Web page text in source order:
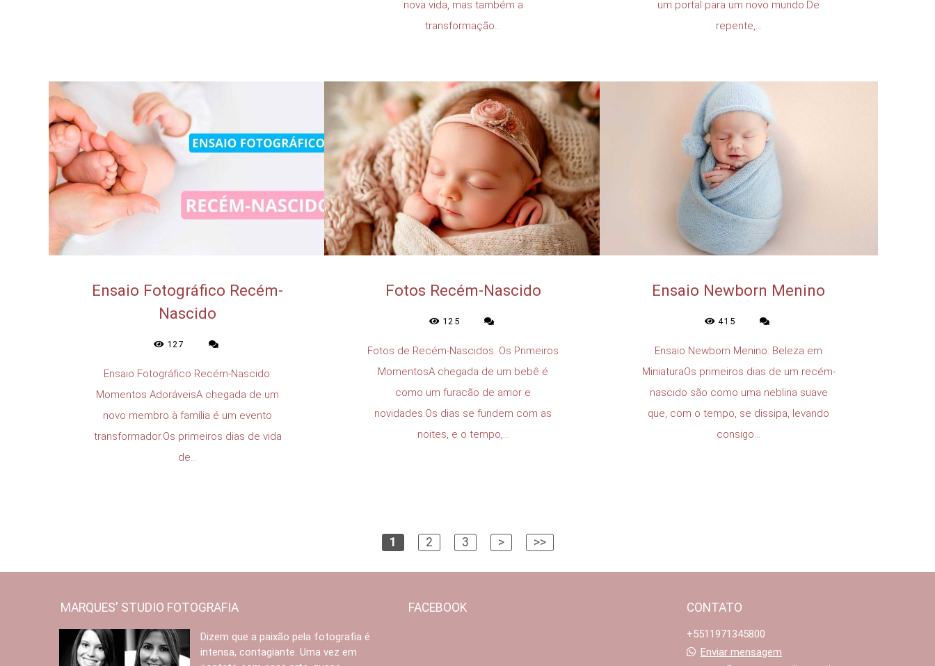
nova vida, mas também a
transformação...
um portal para um novo mundo.De
repente,...
Ensaio Fotográfico Recém-
Nascido
127
Ensaio Fotográfico Recém-Nascido:
Momentos AdoráveisA chegada de um
novo membro à família é um evento
transformador.Os primeiros dias de vida
de...
Fotos Recém-Nascido
125
Fotos de Recém-Nascidos: Os Primeiros
MomentosA chegada de um bebê é
como um furacão de amor e
novidades.Os dias se fundem com as
noites, e o tempo,...
Ensaio Newborn Menino
415
Ensaio Newborn Menino: Beleza em
MiniaturaOs primeiros dias de um recém-
nascido são como uma neblina suave
que, com o tempo, se dissipa, levando
consigo...
1 2 3 > >>
MARQUES' STUDIO FOTOGRAFIA
Dizem que a paixão pela fotografia é
intensa, contagiante. Uma vez em
FACEBOOK CONTATO
+5511971345800
Enviar mensagem